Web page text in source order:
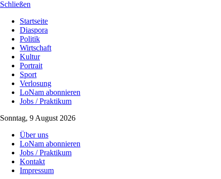
Schließen
Startseite
Diaspora
Politik
Wirtschaft
Kultur
Portrait
Sport
Verlosung
LoNam abonnieren
Jobs / Praktikum
Sonntag, 9 August 2026
Über uns
LoNam abonnieren
Jobs / Praktikum
Kontakt
Impressum